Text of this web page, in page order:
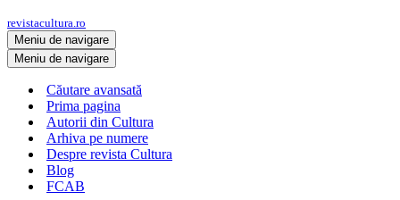
revistacultura.ro
Meniu de navigare
Meniu de navigare
Căutare avansată
Prima pagina
Autorii din Cultura
Arhiva pe numere
Despre revista Cultura
Blog
FCAB